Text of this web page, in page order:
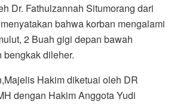
Dr. Fathulzannah Situmorang dari
bahwa korban mengalami
2 Buah gigi depan bawah
bengkak dileher.
Hakim diketuai oleh DR
dengan Hakim Anggota Yudi